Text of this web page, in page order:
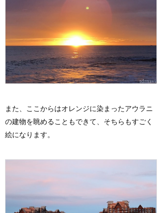
また、ここからはオレンジに染まったアウラニ
の建物を眺めることもできて、そちらもすごく
絵になります。